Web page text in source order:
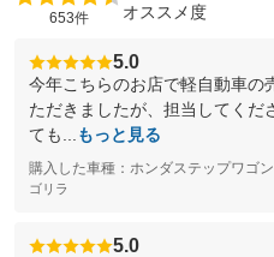
653件 オススメ度
5.0
今年こちらのお店で軽自動車の
ただきましたが、担当してくだ
ても...
もっと見る
購入した車種：ホンダステップワゴン
ゴリラ
5.0